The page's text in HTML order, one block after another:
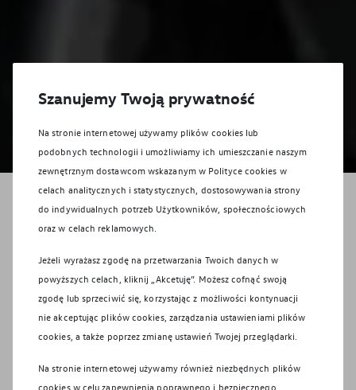
Szanujemy Twoją prywatność
Na stronie internetowej używamy plików cookies lub
podobnych technologii i umożliwiamy ich umieszczanie naszym
zewnętrznym dostawcom wskazanym w Polityce cookies w
celach analitycznych i statystycznych, dostosowywania strony
do indywidualnych potrzeb Użytkowników, społecznościowych
oraz w celach reklamowych.
Jeżeli wyrażasz zgodę na przetwarzania Twoich danych w
powyższych celach, kliknij „Akcetuję”. Możesz cofnąć swoją
zgodę lub sprzeciwić się, korzystając z możliwości kontynuacji
nie akceptując plików cookies, zarządzania ustawieniami plików
cookies, a także poprzez zmianę ustawień Twojej przeglądarki.
Na stronie internetowej używamy również niezbędnych plików
cookies w celu zapewnienia poprawnego i bezpiecznego
Wybierz usługę, której szukasz
Samochody
Samochody
dostawcze
Volkswagen Cichy-
Zasada Warszawa-